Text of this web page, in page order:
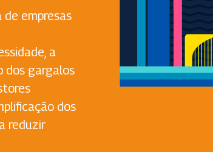
de empresas
a
dos gargalos
dos
reduzir